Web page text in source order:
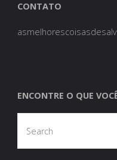
CONTATO
ENCONTRE O QUE